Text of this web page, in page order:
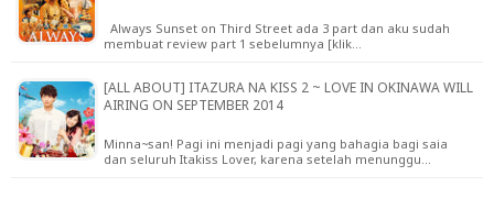
Always Sunset on Third Street ada 3 part dan aku sudah
membuat review part 1 sebelumnya [klik…
[ALL ABOUT] ITAZURA NA KISS 2 ~ LOVE IN OKINAWA WILL
AIRING ON SEPTEMBER 2014
Minna~san! Pagi ini menjadi pagi yang bahagia bagi saia
dan seluruh Itakiss Lover, karena setelah menunggu…